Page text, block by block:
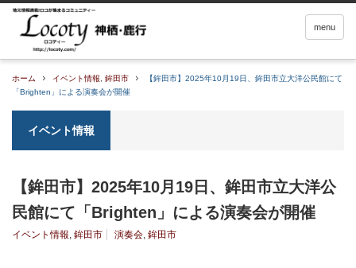
menu
ホーム イベント情報 鉾田市
【鉾田市】2025年10月19日、鉾田市立大洋公民館にて
「Brighten」による演奏会が開催
イベント情報
【鉾田市】2025年10月19日、鉾田市立大洋公
民館にて「Brighten」による演奏会が開催
イベント情報, 鉾田市 演奏会, 鉾田市